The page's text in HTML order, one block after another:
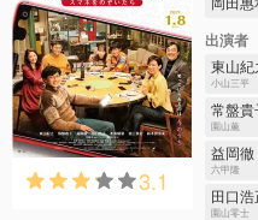
3.1
出演者
東山紀
小山三平
常盤貴
園山薫
益岡徹
六甲隆
田口浩
園山零士